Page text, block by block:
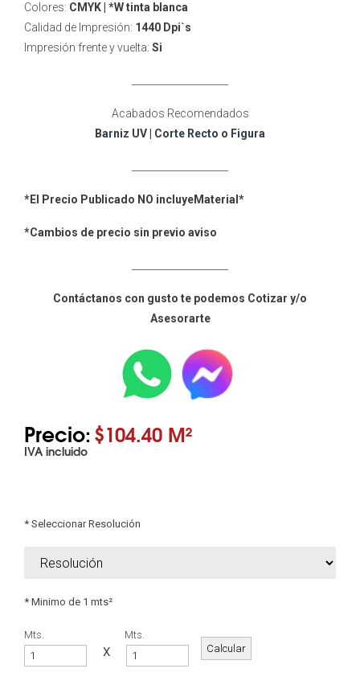
Colores: CMYK | *W tinta blanca
Calidad de Impresión: 1440 Dpi`s
Impresión frente y vuelta: Si
Acabados Recomendados
Barniz UV
Corte Recto o Figura
*El Precio Publicado NO incluyeMaterial*
*Cambios de precio sin previo aviso
Contáctanos con gusto te podemos Cotizar y/o
Asesorarte
Precio:$104.40 M²
IVA incluido
* Seleccionar Resolución
* Minimo de 1 mts²
Mts.
X
Mts.